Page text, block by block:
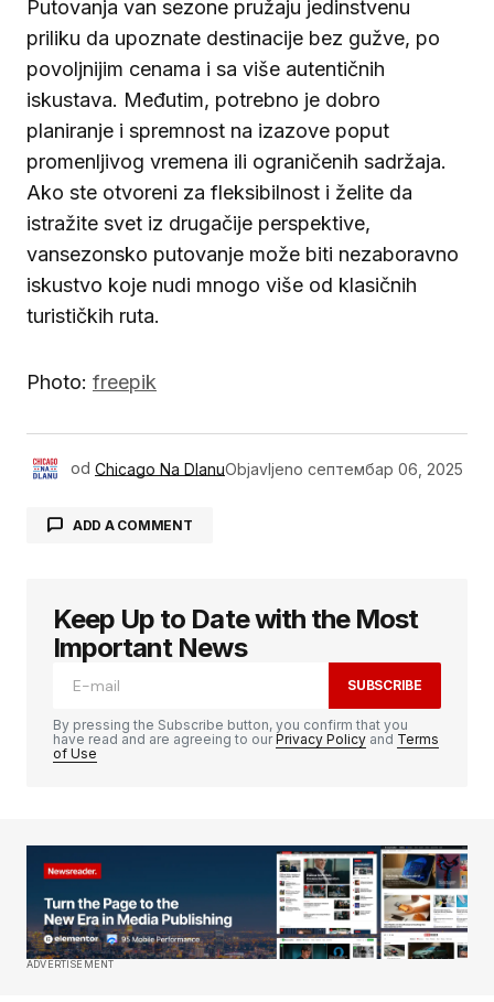
Putovanja van sezone pružaju jedinstvenu
priliku da upoznate destinacije bez gužve, po
povoljnijim cenama i sa više autentičnih
iskustava. Međutim, potrebno je dobro
planiranje i spremnost na izazove poput
promenljivog vremena ili ograničenih sadržaja.
Ako ste otvoreni za fleksibilnost i želite da
istražite svet iz drugačije perspektive,
vansezonsko putovanje može biti nezaboravno
iskustvo koje nudi mnogo više od klasičnih
turističkih ruta.
Photo: freepik
od Chicago Na DlanuObjavljeno септембар 06, 2025
ADD A COMMENT
Ваша адреса е-поште неће бити
објављена. Неопходна поља су означена
Your E-mail*
Сачувај моје име, е-пошту и веб место у овом
Keep Up to Date with the Most
Important News
SUBSCRIBE
By pressing the Subscribe button, you confirm that you
have read and are agreeing to ourPrivacy Policy and Terms
of Use
ADVERTISEMENT